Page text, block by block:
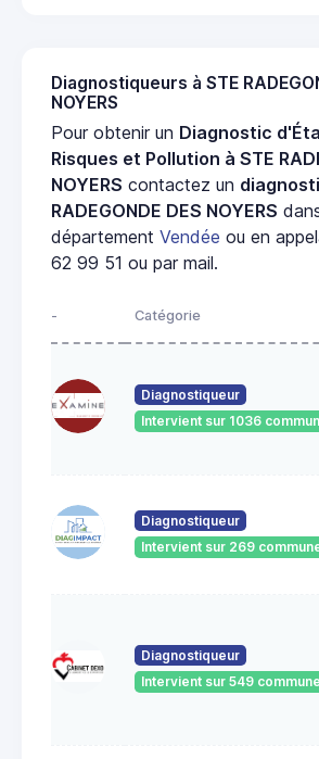
Diagnostiqueurs à STE
NOYERS
Pour obtenir un Diagnostic
Risques et Pollution à STE
NOYERS contactez un
RADEGONDE DES NOYERS
département Vendée ou en
62 99 51 ou par mail.
- Catégorie
Diagnostiqueur
Intervient sur 1036
Diagnostiqueur
Intervient sur 269
Diagnostiqueur
Intervient sur 549